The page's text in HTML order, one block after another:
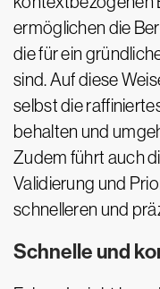
ermöglichen die
die für ein
sind. Auf diese
selbst die
behalten und
Zudem führt auch
Validierung und
schnelleren und
Schnelle und